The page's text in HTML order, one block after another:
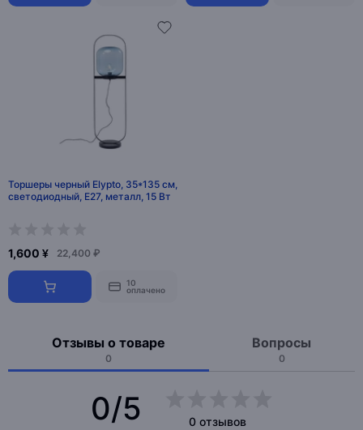
Торшеры черный Elypto, 35*135 см,
светодиодный, Е27, металл, 15 Вт
1,600 ¥ 22,400 ₽
10
оплачено
Отзывы о товаре
0
Вопросы
0
0/5
0 отзывов